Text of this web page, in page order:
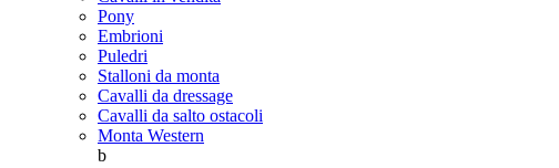
Pony
Embrioni
Puledri
Stalloni da monta
Cavalli da dressage
Cavalli da salto ostacoli
Monta Western
b